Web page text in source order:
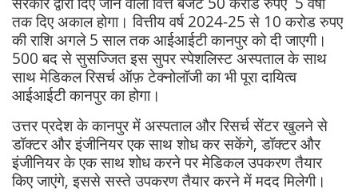
तक दिए अकाल होगा। वित्तीय वर्ष 2024-25 से 10 करोड रुपए
की राशि अगले 5 साल तक आईआईटी कानपुर को दी जाएगी।
500 बद से सुसज्जित इस सुपर स्पेशलिस्ट अस्पताल के साथ
साथ मेडिकल रिसर्च ऑफ़ टेक्नोलॉजी का भी पूरा दायित्व
आईआईटी कानपुर का होगा।
उत्तर प्रदेश के कानपुर में अस्पताल और रिसर्च सेंटर खुलने से
डॉक्टर और इंजीनियर एक साथ शोध कर सकेंगे, डॉक्टर और
इंजीनियर के एक साथ शोध करने पर मेडिकल उपकरण तैयार
किए जाएंगे, इससे सस्ते उपकरण तैयार करने में मदद मिलेगी।